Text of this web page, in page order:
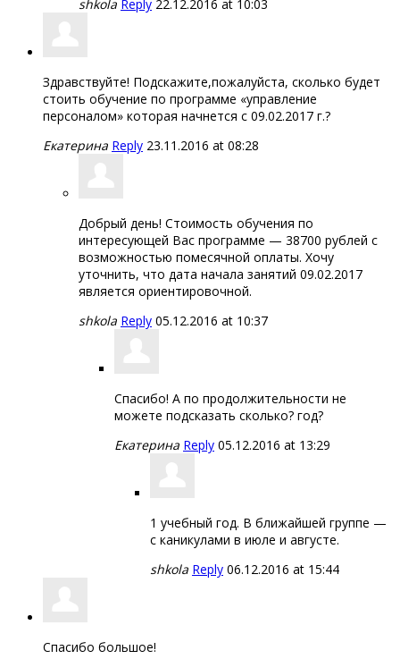
shkola Reply 22.12.2016 at 10:03
Здравствуйте! Подскажите,пожалуйста, сколько будет
стоить обучение по программе «управление
персоналом» которая начнется с 09.02.2017 г.?
Екатерина Reply 23.11.2016 at 08:28
Добрый день! Стоимость обучения по
интересующей Вас программе — 38700 рублей с
возможностью помесячной оплаты. Хочу
уточнить, что дата начала занятий 09.02.2017
является ориентировочной.
shkola Reply 05.12.2016 at 10:37
Спасибо! А по продолжительности не
можете подсказать сколько? год?
Екатерина Reply 05.12.2016 at 13:29
1 учебный год. В ближайшей группе —
с каникулами в июле и августе.
shkola Reply 06.12.2016 at 15:44
Спасибо большое!